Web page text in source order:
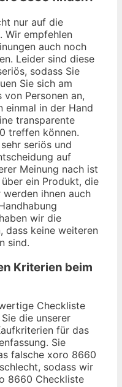
nur auf die
Wir empfehlen
auch noch
Leider sind diese
sodass Sie
Sie sich am
von Personen an,
einmal in der Hand
transparente
treffen können.
seriös und
auf
Meinung nach ist
ein Produkt, die
ihnen auch
wir die
dass keine weiteren
sind.
Kriterien beim
Checkliste
die unserer
für das
Sie
falsche xoro 8660
sodass wir
8660 Checkliste